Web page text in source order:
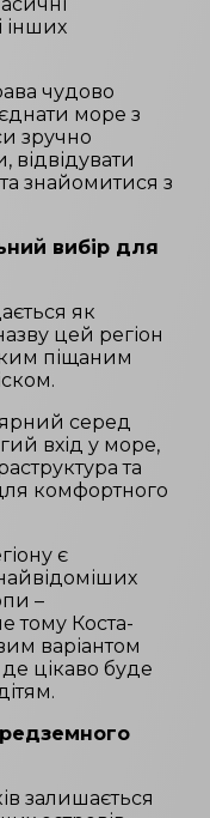
інших
чудово
море з
зручно
знайомитися з
вибір для
як
цей регіон
піщаним
серед
вхід у море,
та
комфортного
є
–
тому Коста-
варіантом
цікаво буде
залишається